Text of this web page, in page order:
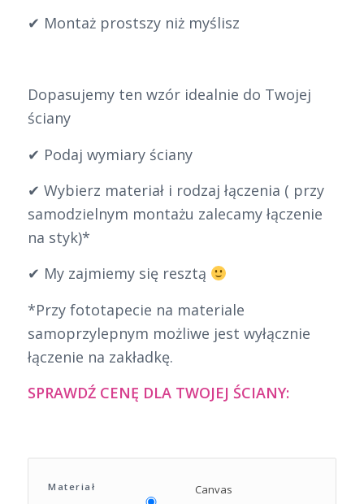
✔ Montaż prostszy niż myślisz
Dopasujemy ten wzór idealnie do Twojej
ściany
✔ Podaj wymiary ściany
✔ Wybierz materiał i rodzaj łączenia ( przy
samodzielnym montażu zalecamy łączenie
na styk)*
✔ My zajmiemy się resztą
*Przy fototapecie na materiale
samoprzylepnym możliwe jest wyłącznie
łączenie na zakładkę.
SPRAWDŹ CENĘ DLA TWOJEJ ŚCIANY:
Materiał
Canvas